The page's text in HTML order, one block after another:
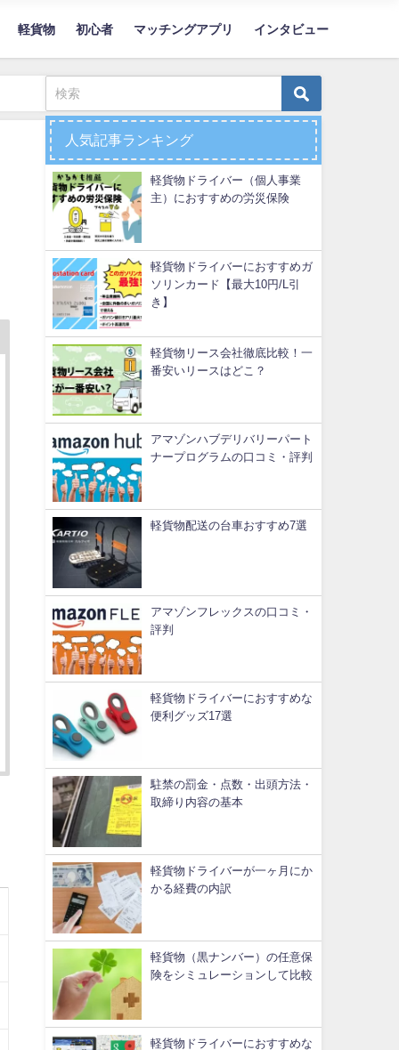
軽貨物 初心者 マッチングアプリ インタビュー
人気記事ランキング
軽貨物ドライバー（個人事業
主）におすすめの労災保険
軽貨物ドライバーにおすすめガ
ソリンカード【最大10円/L引
き】
軽貨物リース会社徹底比較！一
番安いリースはどこ？
アマゾンハブデリバリーパート
ナープログラムの口コミ・評判
軽貨物配送の台車おすすめ7選
アマゾンフレックスの口コミ・
評判
軽貨物ドライバーにおすすめな
便利グッズ17選
駐禁の罰金・点数・出頭方法・
取締り内容の基本
軽貨物ドライバーが一ヶ月にか
かる経費の内訳
軽貨物（黒ナンバー）の任意保
険をシミュレーションして比較
軽貨物ドライバーにおすすめな